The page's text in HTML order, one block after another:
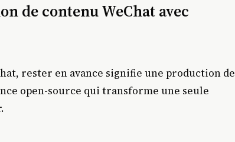
de contenu WeChat avec
rester en avance signifie une production de
open-source qui transforme une seule